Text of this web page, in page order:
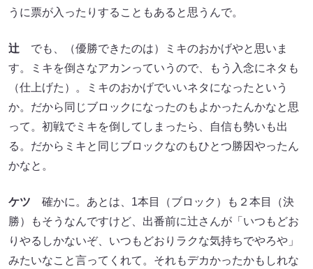
うに票が入ったりすることもあると思うんで。
辻 でも、（優勝できたのは）ミキのおかげやと思いま
す。ミキを倒さなアカンっていうので、もう入念にネタも
（仕上げた）。ミキのおかげでいいネタになったという
か。だから同じブロックになったのもよかったんかなと思
って。初戦でミキを倒してしまったら、自信も勢いも出
る。だからミキと同じブロックなのもひとつ勝因やったん
かなと。
ケツ 確かに。あとは、1本目（ブロック）も２本目（決
勝）もそうなんですけど、出番前に辻さんが「いつもどお
りやるしかないぞ、いつもどおりラクな気持ちでやろや」
みたいなこと言ってくれて。それもデカかったかもしれな